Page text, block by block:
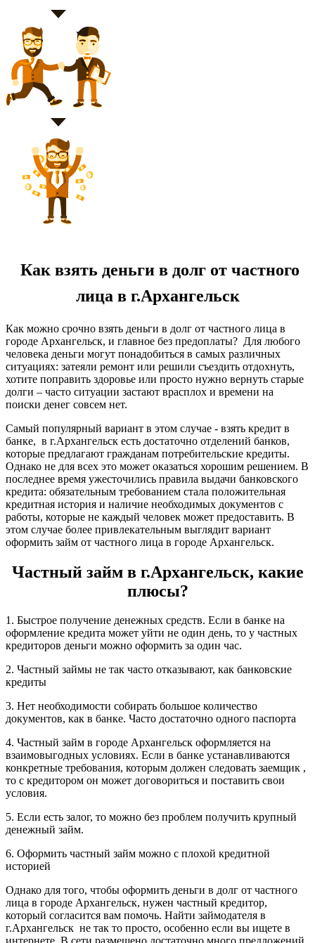
Как взять деньги в долг от частного
лица в г.Архангельск
Как можно срочно взять деньги в долг от частного лица в
городе Архангельск, и главное без предоплаты? Для любого
человека деньги могут понадобиться в самых различных
ситуациях: затеяли ремонт или решили съездить отдохнуть,
хотите поправить здоровье или просто нужно вернуть старые
долги – часто ситуации застают врасплох и времени на
поиски денег совсем нет.
Самый популярный вариант в этом случае - взять кредит в
банке, в г.Архангельск есть достаточно отделений банков,
которые предлагают гражданам потребительские кредиты.
Однако не для всех это может оказаться хорошим решением. В
последнее время ужесточились правила выдачи банковского
кредита: обязательным требованием стала положительная
кредитная история и наличие необходимых документов с
работы, которые не каждый человек может предоставить. В
этом случае более привлекательным выглядит вариант
оформить займ от частного лица в городе Архангельск.
Частный займ в г.Архангельск, какие
плюсы?
1. Быстрое получение денежных средств. Если в банке на
оформление кредита может уйти не один день, то у частных
кредиторов деньги можно оформить за один час.
2. Частный займы не так часто отказывают, как банковские
кредиты
3. Нет необходимости собирать большое количество
документов, как в банке. Часто достаточно одного паспорта
4. Частный займ в городе Архангельск оформляется на
взаимовыгодных условиях. Если в банке устанавливаются
конкретные требования, которым должен следовать заемщик ,
то с кредитором он может договориться и поставить свои
условия.
5. Если есть залог, то можно без проблем получить крупный
денежный займ.
6. Оформить частный займ можно с плохой кредитной
историей
Однако для того, чтобы оформить деньги в долг от частного
лица в городе Архангельск, нужен частный кредитор,
который согласится вам помочь. Найти займодателя в
г.Архангельск не так то просто, особенно если вы ищете в